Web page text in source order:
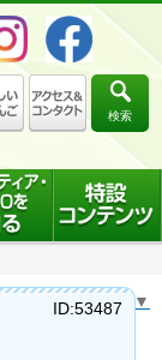
検索
Select Language ▼
ID:53487